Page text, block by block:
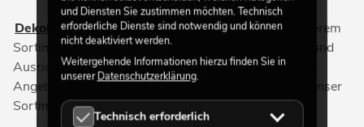
Dekolicht,Spiegelkugeln,Bäumeund Co.: In unserem
Sortiment haben Sie die Möglichkeit, je nach Bedarf und
Ausrichtung Ihres Events aus einem divers sortierten
Angebot auszuwählen. Folgende Kategorien fassen unser
Sortiment zusammen:
und Diensten Sie zustimmen möchten. Technisch
erforderliche Dienste sind notwendig und können
nicht deaktiviert werden.
Weitergehende Informationen hierzu finden Sie in
unsererDatenschutzerklärung.
Technisch erforderlich